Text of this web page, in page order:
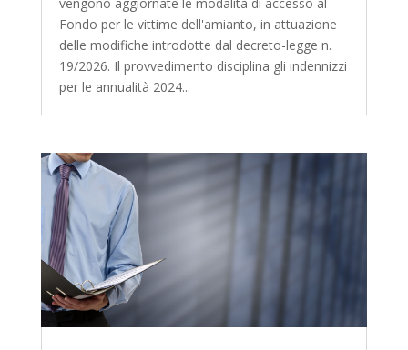
Fondo per le vittime dell'amianto, in attuazione
delle modifiche introdotte dal decreto-legge n.
19/2026. Il provvedimento disciplina gli indennizzi
per le annualità 2024...